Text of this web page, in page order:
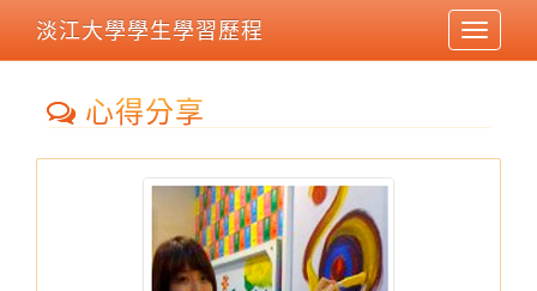
Toggle
淡江大學學生學習歷程
心得分享